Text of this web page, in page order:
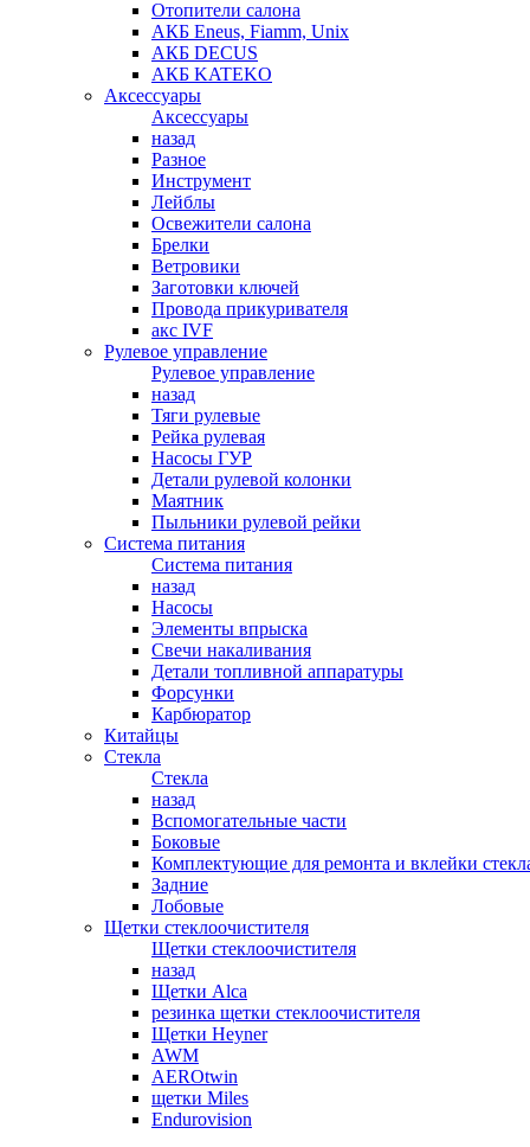
Отопители салона
АКБ Eneus, Fiamm, Unix
АКБ DECUS
АКБ KATEKO
Аксессуары
Аксессуары
назад
Разное
Инструмент
Лейблы
Освежители салона
Брелки
Ветровики
Заготовки ключей
Провода прикуривателя
акс IVF
Рулевое управление
Рулевое управление
назад
Тяги рулевые
Рейка рулевая
Насосы ГУР
Детали рулевой колонки
Маятник
Пыльники рулевой рейки
Система питания
Система питания
назад
Насосы
Элементы впрыска
Свечи накаливания
Детали топливной аппаратуры
Форсунки
Карбюратор
Китайцы
Стекла
Стекла
назад
Вспомогательные части
Боковые
Комплектующие для ремонта и вклейки
Задние
Лобовые
Щетки стеклоочистителя
Щетки стеклоочистителя
назад
Щетки Alca
резинка щетки стеклоочистителя
Щетки Heyner
AWM
AEROtwin
щетки Miles
Endurovision